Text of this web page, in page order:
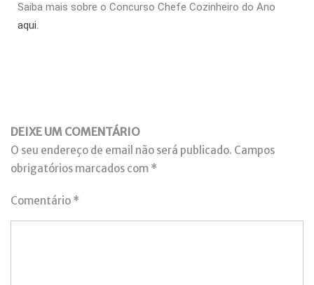
Saiba mais sobre o Concurso Chefe Cozinheiro do Ano
aqui.
DEIXE UM COMENTÁRIO
O seu endereço de email não será publicado. Campos
obrigatórios marcados com *
Comentário *